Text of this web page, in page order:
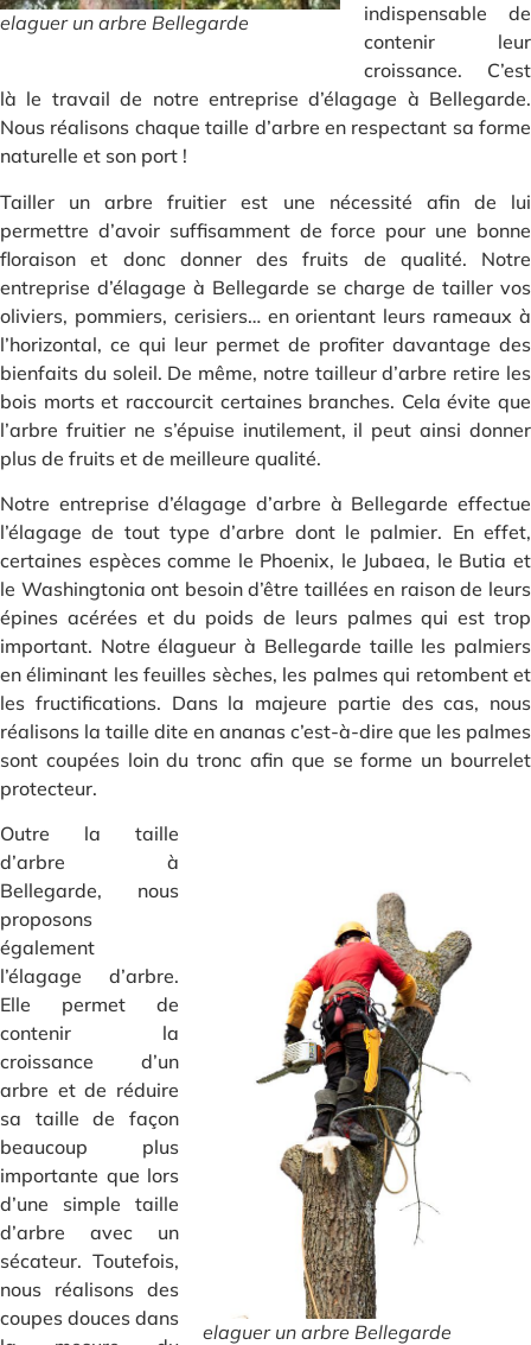
elaguer un arbre Bellegarde
indispensable de
contenir leur
croissance. C’est
là le travail de notre entreprise d’élagage à Bellegarde.
Nous réalisons chaque taille d’arbre en respectant sa forme
naturelle et son port !
Tailler un arbre fruitier est une nécessité afin de lui
permettre d’avoir suffisamment de force pour une bonne
floraison et donc donner des fruits de qualité. Notre
entreprise d’élagage à Bellegarde se charge de tailler vos
oliviers, pommiers, cerisiers… en orientant leurs rameaux à
l’horizontal, ce qui leur permet de profiter davantage des
bienfaits du soleil. De même, notre tailleur d’arbre retire les
bois morts et raccourcit certaines branches. Cela évite que
l’arbre fruitier ne s’épuise inutilement, il peut ainsi donner
plus de fruits et de meilleure qualité.
Notre entreprise d’élagage d’arbre à Bellegarde effectue
l’élagage de tout type d’arbre dont le palmier. En effet,
certaines espèces comme le Phoenix, le Jubaea, le Butia et
le Washingtonia ont besoin d’être taillées en raison de leurs
épines acérées et du poids de leurs palmes qui est trop
important. Notre élagueur à Bellegarde taille les palmiers
en éliminant les feuilles sèches, les palmes qui retombent et
les fructifications. Dans la majeure partie des cas, nous
réalisons la taille dite en ananas c’est-à-dire que les palmes
sont coupées loin du tronc afin que se forme un bourrelet
protecteur.
elaguer un arbre Bellegarde
Outre la taille
d’arbre à
Bellegarde, nous
proposons
également
l’élagage d’arbre.
Elle permet de
contenir la
croissance d’un
arbre et de réduire
sa taille de façon
beaucoup plus
importante que lors
d’une simple taille
d’arbre avec un
sécateur. Toutefois,
nous réalisons des
coupes douces dans